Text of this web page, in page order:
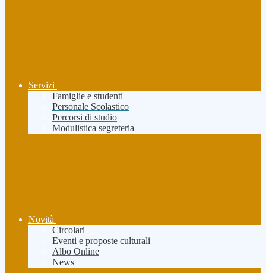
Servizi
Famiglie e studenti
Personale Scolastico
Percorsi di studio
Modulistica segreteria
Novità
Circolari
Eventi e proposte culturali
Albo Online
News